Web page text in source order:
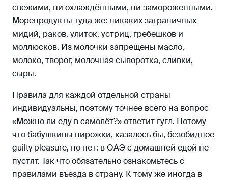
свежими, ни охлаждёнными, ни замороженными.
Морепродукты туда же: никаких заграничных
мидий, раков, улиток, устриц, гребешков и
моллюсков. Из молочки запрещены масло,
молоко, творог, молочная сыворотка, сливки,
сыры.
Правила для каждой отдельной страны
индивидуальны, поэтому точнее всего на вопрос
«Можно ли еду в самолёт?» ответит гугл. Потому
что бабушкины пирожки, казалось бы, безобидное
guilty pleasure, но нет: в ОАЭ с домашней едой не
пустят. Так что обязательно ознакомьтесь с
правилами въезда в страну. К тому же иногда в